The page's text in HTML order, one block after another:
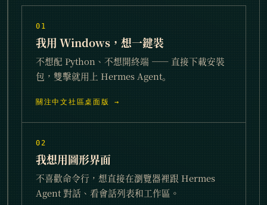
01
我用 Windows，想一鍵裝
不想配 Python、不想開終端 —— 直接下載安裝
包，雙擊就用上 Hermes Agent。
關注中文社區桌面版
02
我想用圖形界面
不喜歡命令行，想直接在瀏覽器裡跟 Hermes
Agent 對話、看會話列表和工作區。